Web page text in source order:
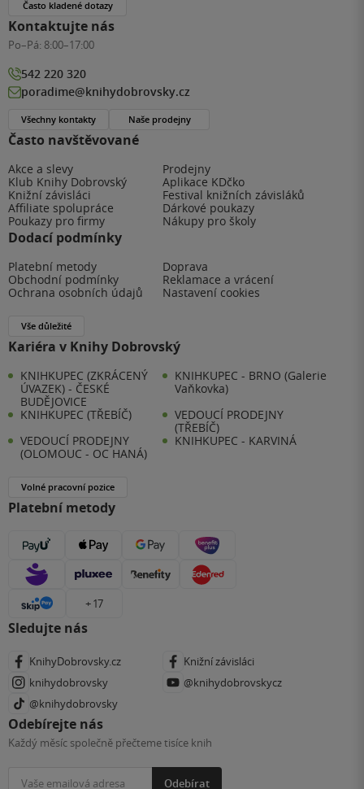
Často navštěvované
Akce a slevy
Prodejny
Klub Knihy Dobrovský
Aplikace KDčko
Knižní závisláci
Festival knižních závisláků
Affiliate spolupráce
Dárkové poukazy
Poukazy pro firmy
Nákupy pro školy
Dodací podmínky
Platební metody
Doprava
Obchodní podmínky
Reklamace a vrácení
Ochrana osobních údajů
Nastavení cookies
Vše důležité
Kariéra v Knihy Dobrovský
KNIHKUPEC (ZKRÁCENÝ
ÚVAZEK) - ČESKÉ
BUDĚJOVICE
KNIHKUPEC - BRNO (Galerie
Vaňkovka)
KNIHKUPEC (TŘEBÍČ)
VEDOUCÍ PRODEJNY
(TŘEBÍČ)
VEDOUCÍ PRODEJNY
(OLOMOUC - OC HANÁ)
KNIHKUPEC - KARVINÁ
Volné pracovní pozice
Platební metody
+ 17
Sledujte nás
KnihyDobrovsky.cz
Knižní závisláci
knihydobrovsky
@knihydobrovskycz
@knihydobrovsky
Odebírejte nás
Každý měsíc společně přečteme tisíce knih
Odebírat
Často kladené dotazy
Kontaktujte nás
Po–Pá: 8:00–17:00
542 220 320
poradime@knihydobrovsky.cz
Všechny kontakty Naše prodejny